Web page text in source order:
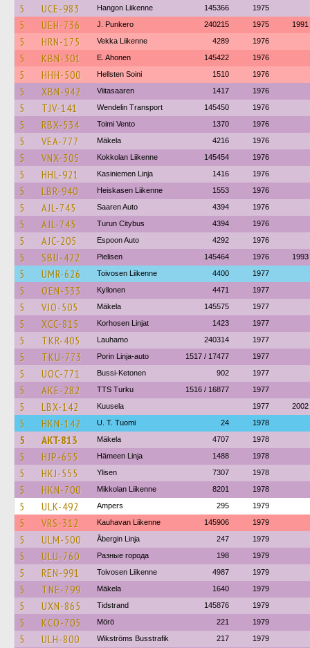
5 UCE-983 Hangon Liikenne 145366 1975
5 UEH-736 J. Punkero 240215 1975 1991
5 HRN-175 Vekka Liikenne 4289 1976
5 KBN-301 E. Ahonen 145422 1976
5 HHH-500 Hellsten Soini 1510 1976
5 XBN-942 Viitasaaren 1417 1976
5 TJV-141 Wendelin Transport 145450 1976
5 RBX-534 Toimi Vento 1370 1976
5 VEA-777 Mäkela 4216 1976
5 VNX-305 Kokkolan Liikenne 145454 1976
5 HHL-921 Kasiniemen Linja 1416 1976
5 LBR-940 Heiskasen Liikenne 1553 1976
5 AJL-745 Saaren Auto 4394 1976
5 AJL-745 Turun Citybus 4394 1976
5 AJC-205 Espoon Auto 4292 1976
5 SBU-422 Pielisen 145464 1976 1993
5 UMR-626 Toivosen Liikenne 4400 1977
5 OEN-333 Kyllonen 4471 1977
5 VJO-505 Mäkela 145575 1977
5 XCC-815 Korhosen Linjat 1423 1977
5 TKR-405 Lauhamo 240314 1977
5 TKU-773 Porin Linja-auto 1517 / 17477 1977
5 UOC-771 Bussi-Ketonen 902 1977
5 AKE-282 TTS Turku 1516 / 16877 1977
5 LBX-142 Kuusela 1977 2002
5 HKN-142 U. T. Tuomi 24 1978
5 AKT-813 Mäkela 4707 1978
5 HJP-655 Hämeen Linja 1488 1978
5 HKJ-555 Ylisen 7307 1978
5 HKN-700 Mikkolan Liikenne 8201 1978
5 ULK-492 Ampers 295 1979
5 VRS-312 Kauhavan Liikenne 145906 1979
5 ULM-500 Åbergin Linja 247 1979
5 ULU-760 Разные города 198 1979
5 REN-991 Toivosen Liikenne 4987 1979
5 TNE-799 Mäkela 1640 1979
5 UXN-865 Tidstrand 145876 1979
5 KCO-705 Mörö 221 1979
5 ULH-800 Wikströms Busstrafik 217 1979